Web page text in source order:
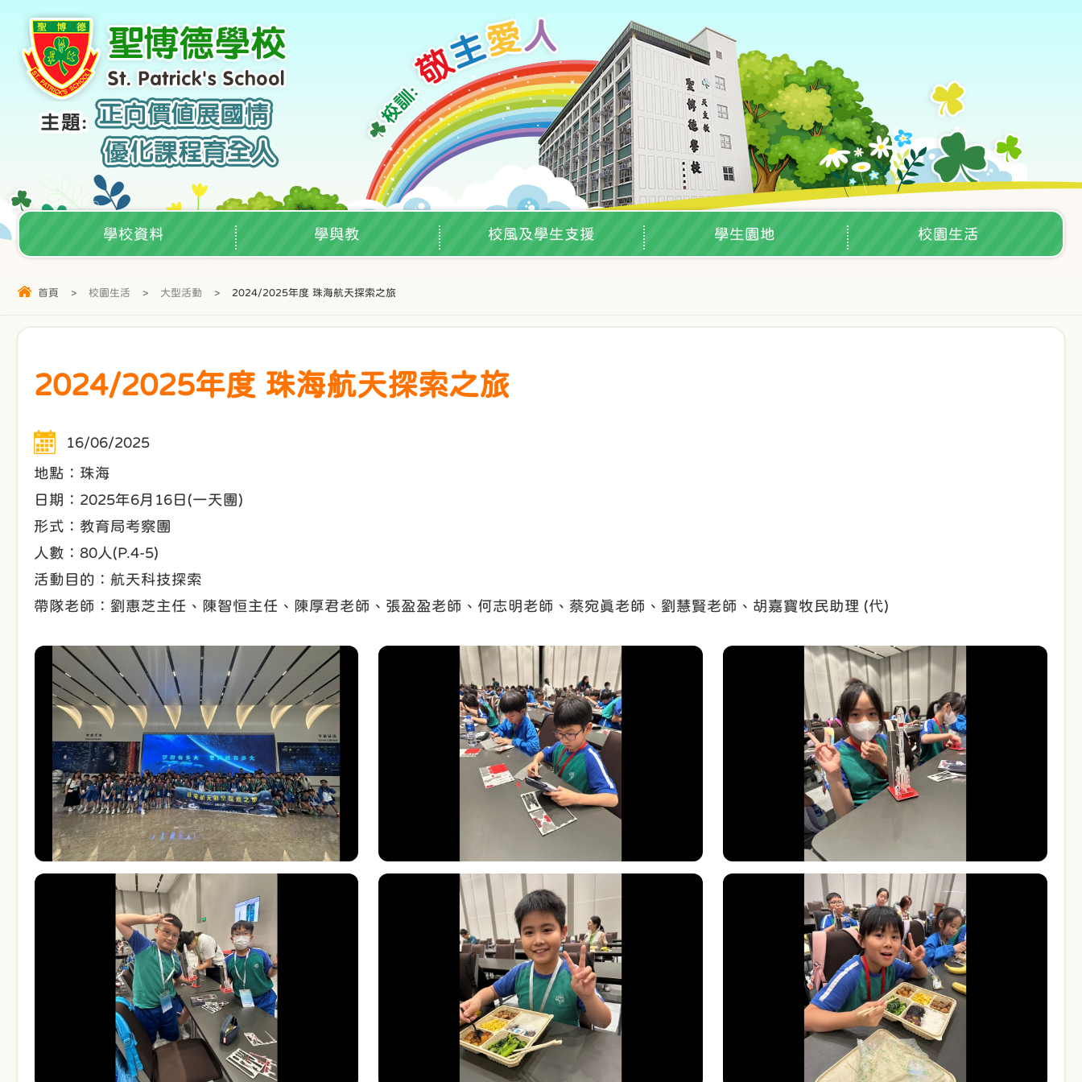
學校資料 學與教 校風及學生支援 學生園地 校園生活
首頁 > 校園生活 > 大型活動 > 2024/2025年度 珠海航天探索之旅
2024/2025年度 珠海航天探索之旅
16/06/2025
地點：珠海
日期：2025年6月16日(一天團)
形式：教育局考察團
人數：80人(P.4-5)
活動目的：航天科技探索
帶隊老師：劉惠芝主任、陳智恒主任、陳厚君老師、張盈盈老師、何志明老師、蔡宛真老師、劉慧賢老師、胡嘉寶牧民助理 (代)